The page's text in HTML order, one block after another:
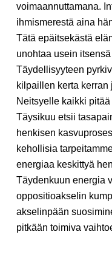
voimaannuttamana.
ihmismerestä aina
Tätä epäitsekästä
unohtaa usein
Täydellisyyteen
kilpaillen kerta
Neitsyelle kaikki
Täysikuu etsii
henkisen
kehollisia
energiaa keskittyä
Täydenkuun energia
oppositioakselin
akselinpään
pitkään toimiva